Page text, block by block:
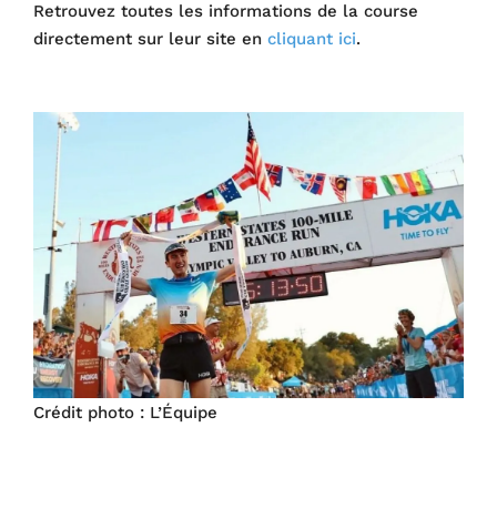
Retrouvez toutes les informations de la course
directement sur leur site en cliquant ici.
Crédit photo : L’Équipe